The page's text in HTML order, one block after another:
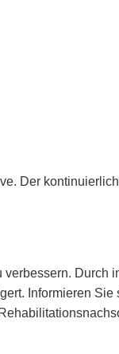
Der
Durch
Informieren Sie